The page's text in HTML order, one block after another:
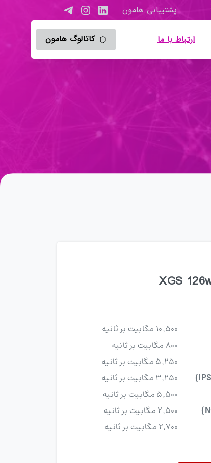
پشتیبانی هامون
ارتباط با ما کاتالوگ هامون
۱۰٬۵۰۰ مگابیت بر ثانیه
۸۰۰ مگابیت بر ثانیه
۵٬۲۵۰ مگابیت بر ثانیه
۳٬۲۵۰ مگابیت بر ثانیه
۵٬۵۰۰ مگابیت بر ثانیه
۲٬۵۰۰ مگابیت بر ثانیه
۲,۷۰۰ مگابیت بر ثانیه